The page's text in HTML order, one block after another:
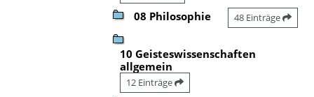
08 Philosophie 48 Einträge
10 Geisteswissenschaften
allgemein
12 Einträge